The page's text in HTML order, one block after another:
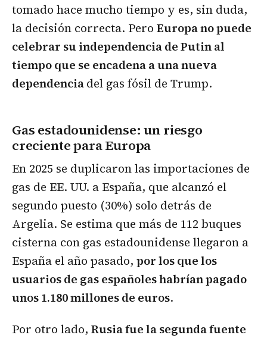
tomado hace mucho tiempo y es, sin duda,
la decisión correcta. Pero Europa no puede
celebrar su independencia de Putin al
tiempo que se encadena a una nueva
dependenciadel gas fósil de Trump.
Gas estadounidense: un riesgo
creciente para Europa
En 2025 se duplicaron las importaciones de
gas de EE. UU. a España, que alcanzó el
segundo puesto (30%) solo detrás de
Argelia. Se estima que más de 112 buques
cisterna con gas estadounidense llegaron a
España el año pasado, por los que los
usuarios de gas españoles habrían pagado
unos 1.180 millones de euros.
Por otro lado, Rusia fue la segunda fuente